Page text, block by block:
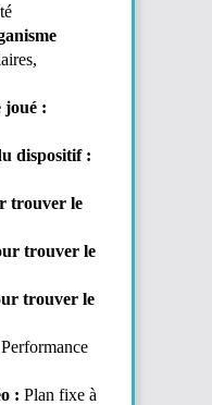
joué :
dispositif :
trouver le
trouver le
trouver le
Performance
: Plan fixe à